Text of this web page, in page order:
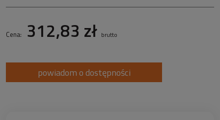
Cena: 312,83 zł brutto
powiadom o dostępności